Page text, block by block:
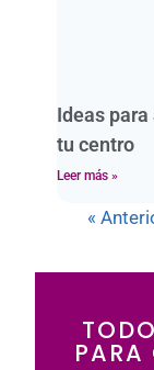
Ideas
tu centro
Leer más »
«
PARA